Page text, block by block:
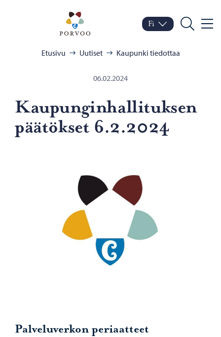
Porvoo – Siirry
Vaihda kieltä
Nykyinen kieli: Suomi
Fi
Hae
Etusivu Uutiset Kaupunki tiedottaa
06.02.2024
Kau­pun­gin­hal­li­tuk­sen
pää­tök­set 6.2.2024
Palveluverkon periaatteet